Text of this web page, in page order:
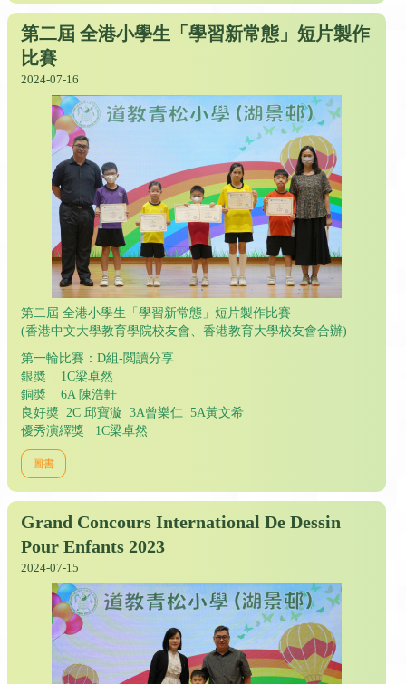
第二屆 全港小學生「學習新常態」短片製作
比賽
2024-07-16
第二屆 全港小學生「學習新常態」短片製作比賽
(香港中文大學教育學院校友會、香港教育大學校友會合辦)
第一輪比賽：D組-閲讀分享
銀奬 1C梁卓然
銅奬 6A 陳浩軒
良好奬 2C 邱寶漩 3A曾樂仁 5A黃文希
優秀演繹獎 1C梁卓然
圖書
Grand Concours International De Dessin
Pour Enfants 2023
2024-07-15